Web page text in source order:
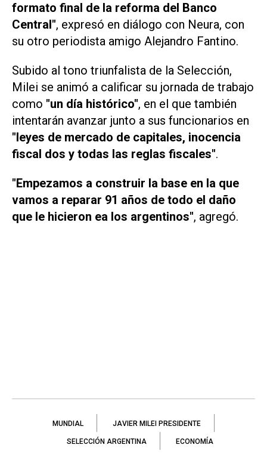
formato final de la reforma del Banco
Central", expresó en diálogo con Neura, con
su otro periodista amigo Alejandro Fantino.
Subido al tono triunfalista de la Selección,
Milei se animó a calificar su jornada de trabajo
como "un día histórico", en el que también
intentarán avanzar junto a sus funcionarios en
"leyes de mercado de capitales, inocencia
fiscal dos y todas las reglas fiscales".
"Empezamos a construir la base en la que
vamos a reparar 91 años de todo el daño
que le hicieron ea los argentinos", agregó.
MUNDIAL JAVIER MILEI PRESIDENTE
SELECCIÓN ARGENTINA ECONOMÍA